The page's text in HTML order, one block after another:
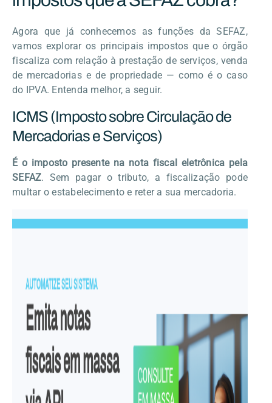
Agora que já conhecemos as funções da SEFAZ,
vamos explorar os principais impostos que o órgão
fiscaliza com relação à prestação de serviços, venda
de mercadorias e de propriedade — como é o caso
do IPVA. Entenda melhor, a seguir.
ICMS (Imposto sobre Circulação de
Mercadorias e Serviços)
É o imposto presente na nota fiscal eletrônica pela
SEFAZ. Sem pagar o tributo, a fiscalização pode
multar o estabelecimento e reter a sua mercadoria.